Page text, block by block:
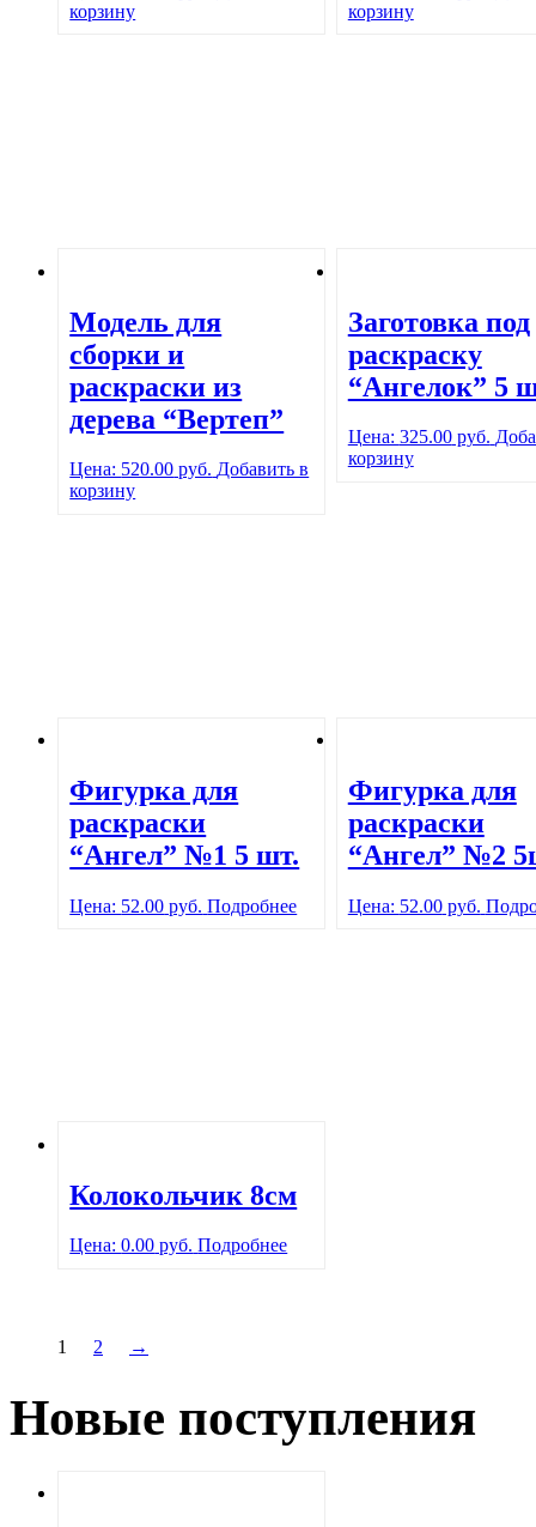
корзину
корзину
Модель для
сборки и
раскраски из
дерева “Вертеп”
Цена: 520.00 руб. Добавить в
корзину
Заготовка под
раскраску
“Ангелок” 5
Цена: 325.00руб.
корзину
Фигурка для
раскраски
“Ангел” №1 5 шт.
Цена: 52.00 руб. Подробнее
Фигурка для
раскраски
“Ангел” №2
Цена: 52.00руб.
Колокольчик 8см
Цена:0.00 руб. Подробнее
1 2 →
Новые поступления